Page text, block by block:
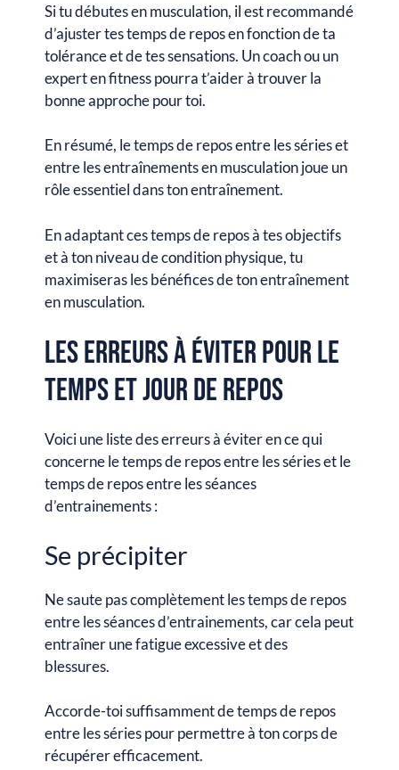
Si tu débutes en musculation, il est recommandé
d’ajuster tes temps de repos en fonction de ta
tolérance et de tes sensations. Un coach ou un
expert en fitness pourra t’aider à trouver la
bonne approche pour toi.
En résumé, le temps de repos entre les séries et
entre les entraînements en musculation joue un
rôle essentiel dans ton entraînement.
En adaptant ces temps de repos à tes objectifs
et à ton niveau de condition physique, tu
maximiseras les bénéfices de ton entraînement
en musculation.
Les erreurs à éviter pour le
temps et jour de repos
Voici une liste des erreurs à éviter en ce qui
concerne le temps de repos entre les séries et le
temps de repos entre les séances
d’entrainements :
Se précipiter
Ne saute pas complètement les temps de repos
entre les séances d’entrainements, car cela peut
entraîner une fatigue excessive et des
blessures.
Accorde-toi suffisamment de temps de repos
entre les séries pour permettre à ton corps de
récupérer efficacement.